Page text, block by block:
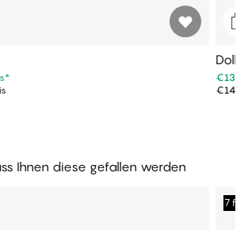
*
Dolly
€13.45
€14.95
Ihnen diese gefallen werden
7